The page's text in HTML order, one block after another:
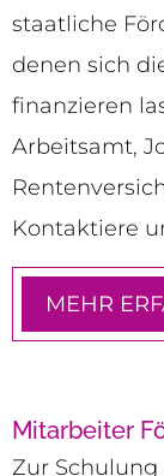
staatliche
denen sich
finanzieren
Arbeitsamt,
Kontaktiere
MEHR
Mitarbeiter
Zur